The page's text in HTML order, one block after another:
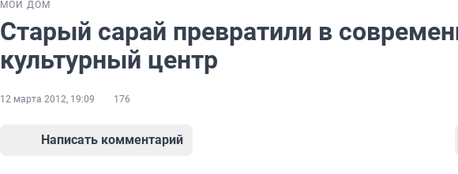
МОЙ ДОМ
Старый сарай превратили в
культурный центр
12 марта 2012, 19:09 176
Написать комментарий